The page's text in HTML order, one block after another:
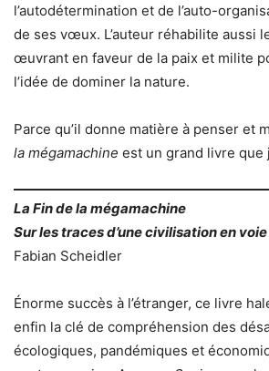
l’autodétermination et de l’auto-
de ses vœux. L’auteur réhabilite aussi
œuvrant en faveur de la paix et milite
l’idée de dominer la nature.
Parce qu’il donne matière à penser et
la mégamachine est un grand livre que
La Fin de la mégamachine
Sur les traces d’une civilisation en
Fabian Scheidler
Énorme succès à l’étranger, ce livre
enfin la clé de compréhension des
écologiques, pandémiques et